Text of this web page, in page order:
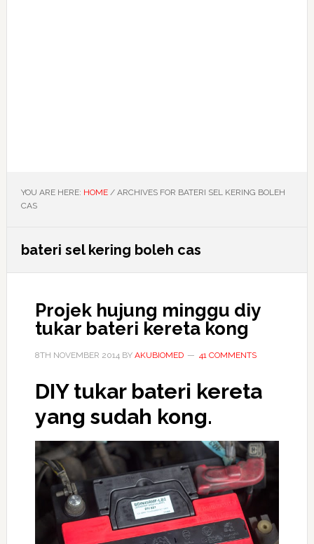
YOU ARE HERE: HOME /ARCHIVES FOR BATERI SEL KERING BOLEH
CAS
bateri sel kering boleh cas
Projek hujung minggu diy
tukar bateri kereta kong
8TH NOVEMBER 2014BY AKUBIOMED 41 COMMENTS
DIY tukar bateri kereta
yang sudah kong.